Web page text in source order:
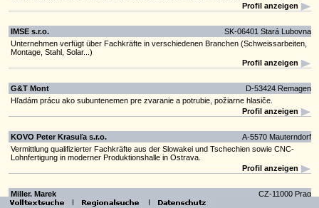
Profil anzeigen
IMSE s.r.o.
SK-06401 Stará Lubovna
Unternehmen verfügt über Fachkräfte in verschiedenen Branchen (Schweissarbeiten,
Montage, Stahl, Solar...)
Profil anzeigen
G&T Mont
D-53424 Remagen
Hľadám prácu ako subuntenemen pre zvaranie a potrubie, požiarne hlasiče.
Profil anzeigen
KOVO Peter Krasuľa s.r.o.
A-5570 Mauterndorf
Vermittlung qualifizierter Fachkräfte aus der Slowakei und Tschechien sowie CNC-
Lohnfertigung in moderner Produktionshalle in Ostrava.
Profil anzeigen
Miller, Marek
CZ-11000 Prag
I search permanently tech orders for work in automotive industry and machine